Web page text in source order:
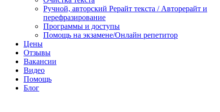
Ручной, авторский Рерайт текста / Авторерайт и
перефразирование
Программы и доступы
Помощь на экзамене/Онлайн репетитор
Цены
Отзывы
Вакансии
Видео
Помощь
Блог